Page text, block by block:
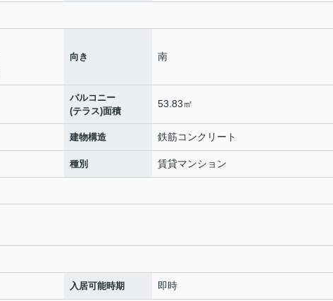
向き 南
バルコニー
(テラス)面積
53.83㎡
建物構造 鉄筋コンクリート
種別 賃貸マンション
入居可能時期 即時